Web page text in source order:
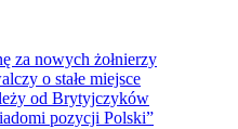
za nowych żołnierzy
o stałe miejsce
od Brytyjczyków
pozycji Polski”